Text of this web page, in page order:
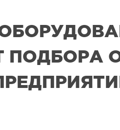
ПОДБОРА